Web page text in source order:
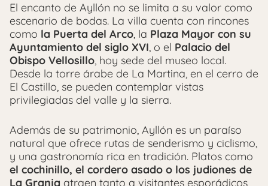
El encanto de Ayllón no se limita a su valor como
escenario de bodas. La villa cuenta con rincones
como la Puerta del Arco, la Plaza Mayor con su
Ayuntamiento del siglo XVI, o el Palacio del
Obispo Vellosillo, hoy sede del museo local.
Desde la torre árabe de La Martina, en el cerro de
El Castillo, se pueden contemplar vistas
privilegiadas del valle y la sierra.
Además de su patrimonio, Ayllón es un paraíso
natural que ofrece rutas de senderismo y ciclismo,
y una gastronomía rica en tradición. Platos como
el cochinillo, el cordero asado o los judiones de
La Granja atraen tanto a visitantes esporádicos